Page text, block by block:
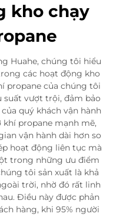
kho chạy
Huahe, chúng tôi hiểu
các hoạt động kho
propane của chúng tôi
vượt trội, đảm bảo
quý khách vận hành
propane mạnh mẽ,
vận hành dài hơn so
hoạt động liên tục mà
trong những ưu điểm
tôi sản xuất là khả
trời, nhờ đó rất linh
Điều này được phản
hàng, khi 95% người